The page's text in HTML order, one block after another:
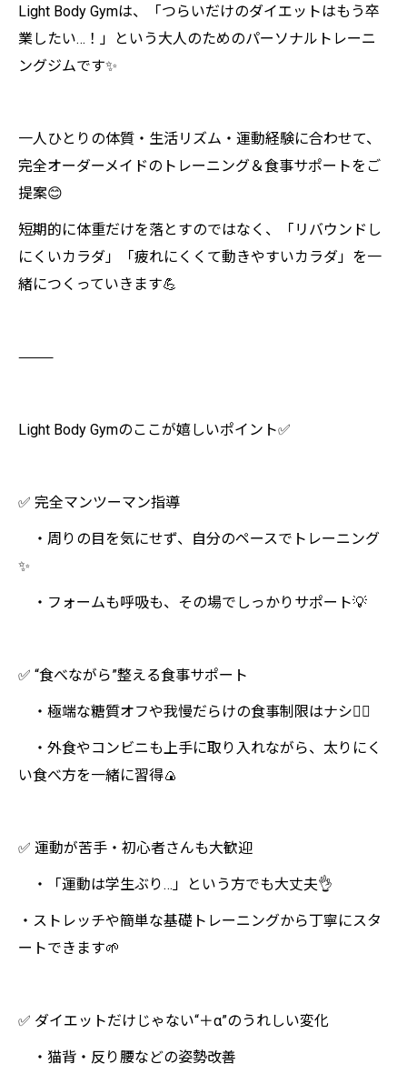
Light Body Gymは、「つらいだけのダイエットはもう卒
業したい…！」という大人のためのパーソナルトレーニ
ングジムです✨
一人ひとりの体質・生活リズム・運動経験に合わせて、
完全オーダーメイドのトレーニング＆食事サポートをご
提案😊
短期的に体重だけを落とすのではなく、「リバウンドし
にくいカラダ」「疲れにくくて動きやすいカラダ」を一
緒につくっていきます💪
⸻
Light Body Gymのここが嬉しいポイント✅
✅ 完全マンツーマン指導
・周りの目を気にせず、自分のペースでトレーニング
✨
・フォームも呼吸も、その場でしっかりサポート💡
✅ “食べながら”整える食事サポート
・極端な糖質オフや我慢だらけの食事制限はナシ🙅‍♀️
・外食やコンビニも上手に取り入れながら、太りにく
い食べ方を一緒に習得🍙
✅ 運動が苦手・初心者さんも大歓迎
・「運動は学生ぶり…」という方でも大丈夫👌
・ストレッチや簡単な基礎トレーニングから丁寧にスタ
ートできます🌱
✅ ダイエットだけじゃない“＋α”のうれしい変化
・猫背・反り腰などの姿勢改善